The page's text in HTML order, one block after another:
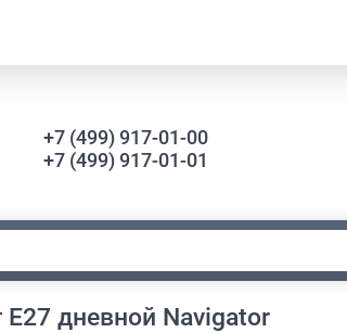
+7 (499) 917-01-00
+7 (499) 917-01-01
дневной Navigator